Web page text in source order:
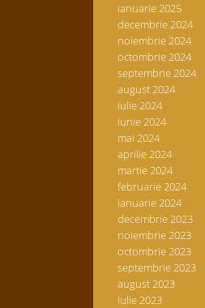
ianuarie 2025
decembrie 2024
noiembrie 2024
octombrie 2024
septembrie 2024
august 2024
iulie 2024
iunie 2024
mai 2024
aprilie 2024
martie 2024
februarie 2024
ianuarie 2024
decembrie 2023
noiembrie 2023
octombrie 2023
septembrie 2023
august 2023
iulie 2023